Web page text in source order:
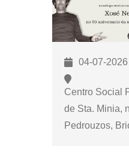
04-07-2026
Centro Social
de Sta. Minia,
Pedrouzos,